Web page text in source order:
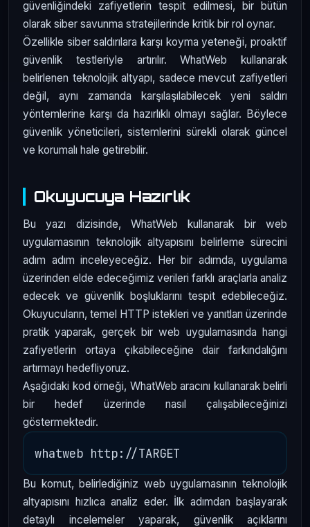
güvenliğindeki zafiyetlerin tespit edilmesi, bir bütün
olarak siber savunma stratejilerinde kritik bir rol oynar.
Özellikle siber saldırılara karşı koyma yeteneği, proaktif
güvenlik testleriyle artırılır. WhatWeb kullanarak
belirlenen teknolojik altyapı, sadece mevcut zafiyetleri
değil, aynı zamanda karşılaşılabilecek yeni saldırı
yöntemlerine karşı da hazırlıklı olmayı sağlar. Böylece
güvenlik yöneticileri, sistemlerini sürekli olarak güncel
ve korumalı hale getirebilir.
Okuyucuya Hazırlık
Bu yazı dizisinde, WhatWeb kullanarak bir web
uygulamasının teknolojik altyapısını belirleme sürecini
adım adım inceleyeceğiz. Her bir adımda, uygulama
üzerinden elde edeceğimiz verileri farklı araçlarla analiz
edecek ve güvenlik boşluklarını tespit edebileceğiz.
Okuyucuların, temel HTTP istekleri ve yanıtları üzerinde
pratik yaparak, gerçek bir web uygulamasında hangi
zafiyetlerin ortaya çıkabileceğine dair farkındalığını
artırmayı hedefliyoruz.
Aşağıdaki kod örneği, WhatWeb aracını kullanarak belirli
bir hedef üzerinde nasıl çalışabileceğinizi
göstermektedir.
Bu komut, belirlediğiniz web uygulamasının teknolojik
altyapısını hızlıca analiz eder. İlk adımdan başlayarak
detaylı incelemeler yaparak, güvenlik açıklarını